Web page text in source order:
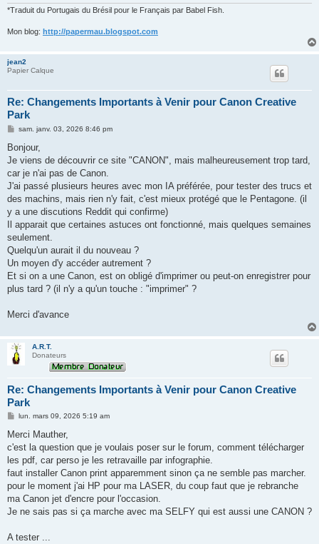
*Traduit du Portugais du Brésil pour le Français par Babel Fish.
Mon blog: http://papermau.blogspot.com
jean2
Papier Calque
Re: Changements Importants à Venir pour Canon Creative
Park
M
s
a
g
sam. janv. 03, 2026 8:46 pm
Bonjour,
Je viens de découvrir ce site "CANON", mais malheureusement trop tard,
car je n'ai pas de Canon.
J'ai passé plusieurs heures avec mon IA préférée, pour tester des trucs et
des machins, mais rien n'y fait, c'est mieux protégé que le Pentagone. (il
y a une discutions Reddit qui confirme)
Il apparait que certaines astuces ont fonctionné, mais quelques semaines
seulement.
Quelqu'un aurait il du nouveau ?
Un moyen d'y accéder autrement ?
Et si on a une Canon, est on obligé d'imprimer ou peut-on enregistrer pour
plus tard ? (il n'y a qu'un touche : "imprimer" ?
Merci d'avance
A.R.T.
Donateurs
Re: Changements Importants à Venir pour Canon Creative
Park
M
s
a
g
lun. mars 09, 2026 5:19 am
Merci Mauther,
c'est la question que je voulais poser sur le forum, comment télécharger
les pdf, car perso je les retravaille par infographie.
faut installer Canon print apparemment sinon ça ne semble pas marcher.
pour le moment j'ai HP pour ma LASER, du coup faut que je rebranche
ma Canon jet d'encre pour l'occasion.
Je ne sais pas si ça marche avec ma SELFY qui est aussi une CANON ?
A tester ...